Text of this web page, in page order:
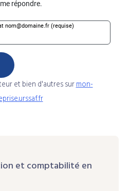
et bien d'autres surmon-
et comptabilité en